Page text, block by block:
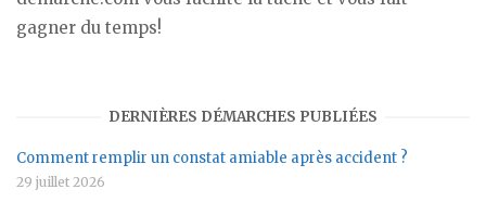
gagner du temps!
DERNIÈRES DÉMARCHES PUBLIÉES
Comment remplir un constat amiable après accident ?
29 juillet 2026